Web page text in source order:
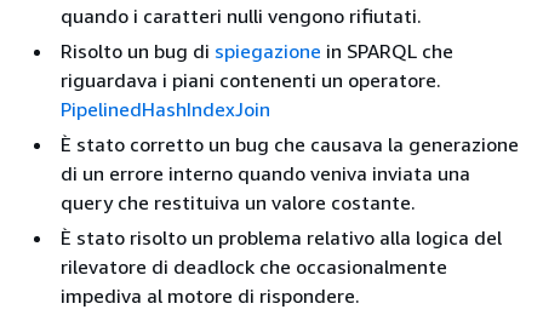
quando i caratteri nulli vengono rifiutati.
Risolto un bug di spiegazione in SPARQL che
riguardava i piani contenenti un operatore.
PipelinedHashIndexJoin
È stato corretto un bug che causava la generazione
di un errore interno quando veniva inviata una
query che restituiva un valore costante.
È stato risolto un problema relativo alla logica del
rilevatore di deadlock che occasionalmente
impediva al motore di rispondere.